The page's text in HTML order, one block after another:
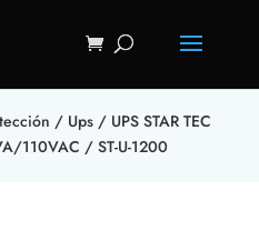
/ Ups/ UPS STAR TEC
110VAC / ST-U-1200